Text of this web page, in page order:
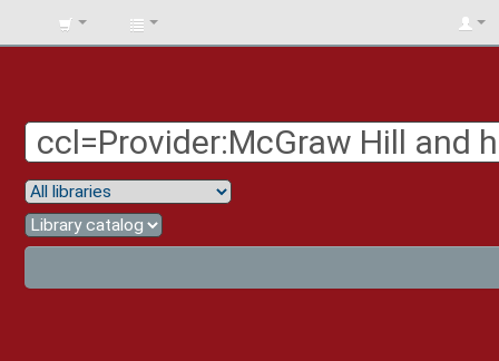
BIBLIOTECA